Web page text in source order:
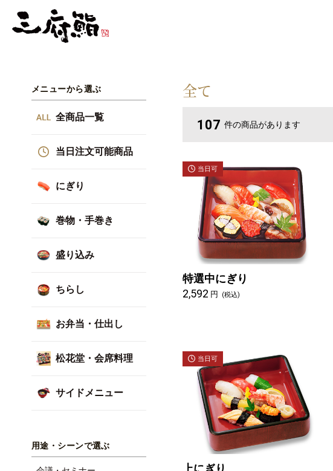
メニューから選ぶ
全商品一覧
当日注文可能商品
にぎり
巻物・手巻き
盛り込み
ちらし
お弁当・仕出し
松花堂・会席料理
サイドメニュー
用途・シーンで選ぶ
全て
107 件の商品があります
当日可
特選中にぎり
2,592 円 (税込)
当日可
上にぎり